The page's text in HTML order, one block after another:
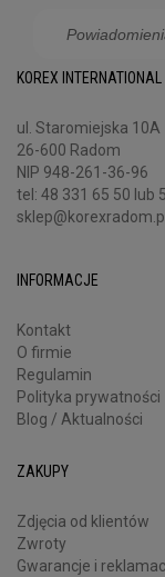
znaleźć
innych stronach
KOREX
ul. Staromiejska 10A
26-600 Radom
NIP 948-261-36-96
tel: 48 331 65 50 lub
sklep@korexradom.pl
INFORMACJE
Kontakt
O firmie
Regulamin
Polityka prywatności
Blog / Aktualności
ZAKUPY
Zdjęcia od klientów
Zwroty
Gwarancje i